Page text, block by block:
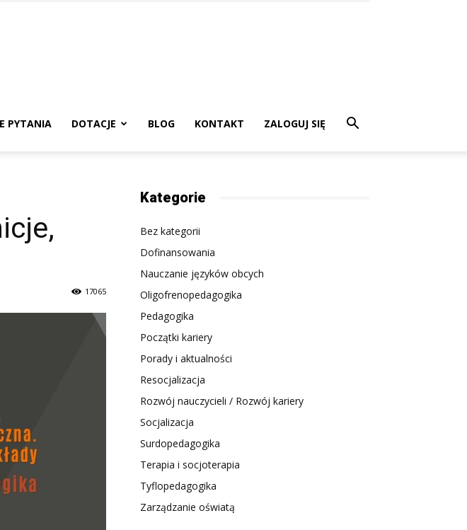
PYTANIA DOTACJE BLOG KONTAKT ZALOGUJ SIĘ
17065
Kategorie
Bez kategorii
Dofinansowania
Nauczanie języków obcych
Oligofrenopedagogika
Pedagogika
Początki kariery
Porady i aktualności
Resocjalizacja
Rozwój nauczycieli / Rozwój kariery
Socjalizacja
Surdopedagogika
Terapia i socjoterapia
Tyflopedagogika
Zarządzanie oświatą